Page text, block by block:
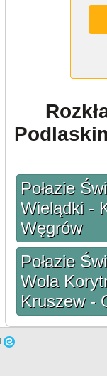
Połazie
Wielądki -
Węgrów
Połazie
Wola
Kruszew -